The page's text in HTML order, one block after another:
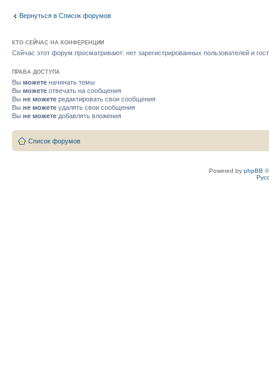
Вернуться в Список форумов
КТО СЕЙЧАС НА КОНФЕРЕНЦИИ
Сейчас этот форум просматривают: нет зарегистрированных пользователей и
ПРАВА ДОСТУПА
Вы можете начинать темы
Вы можете отвечать на сообщения
Вы не можете редактировать свои сообщения
Вы не можете удалять свои сообщения
Вы не можете добавлять вложения
Список форумов
Powered by phpBB